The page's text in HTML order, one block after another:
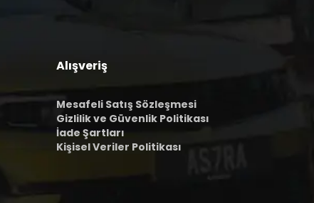
Alışveriş
Mesafeli Satış Sözleşmesi
Gizlilik ve Güvenlik Politikası
İade Şartları
Kişisel Veriler Politikası